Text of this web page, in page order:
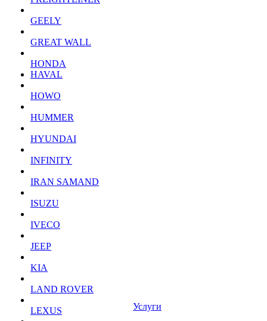
GEELY
GREAT WALL
HONDA
HAVAL
HOWO
HUMMER
HYUNDAI
INFINITY
IRAN SAMAND
ISUZU
IVECO
JEEP
KIA
LAND ROVER
LEXUS
Услуги